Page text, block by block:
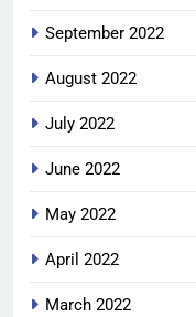
September 2022
August 2022
July 2022
June 2022
May 2022
April 2022
March 2022